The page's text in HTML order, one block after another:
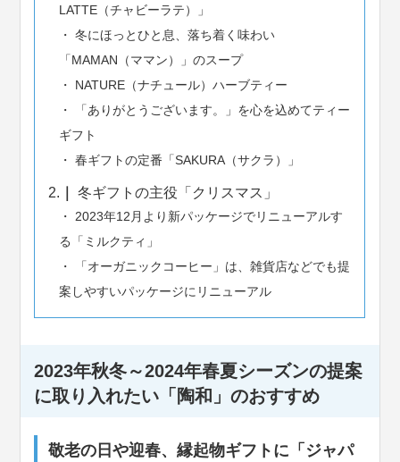
LATTE（チャビーラテ）」
冬にほっとひと息、落ち着く味わい
「MAMAN（ママン）」のスープ
NATURE（ナチュール）ハーブティー
「ありがとうございます。」を心を込めてティー
ギフト
春ギフトの定番「SAKURA（サクラ）」
2. 冬ギフトの主役「クリスマス」
2023年12月より新パッケージでリニューアルす
る「ミルクティ」
「オーガニックコーヒー」は、雑貨店などでも提
案しやすいパッケージにリニューアル
2023年秋冬～2024年春夏シーズンの提案
に取り入れたい「陶和」のおすすめ
敬老の日や迎春、縁起物ギフトに「ジャパ